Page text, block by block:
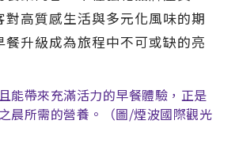
對高質感生活與多元化風味的期
餐升級成為旅程中不可或缺的亮
能帶來充滿活力的早餐體驗，正是
晨所需的營養。（圖/煙波國際觀光